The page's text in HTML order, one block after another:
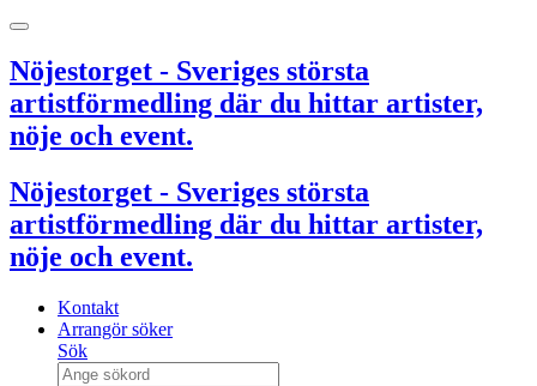
Nöjestorget - Sveriges största
artistförmedling där du hittar artister,
nöje och event.
Nöjestorget - Sveriges största
artistförmedling där du hittar artister,
nöje och event.
Kontakt
Arrangör söker
Sök